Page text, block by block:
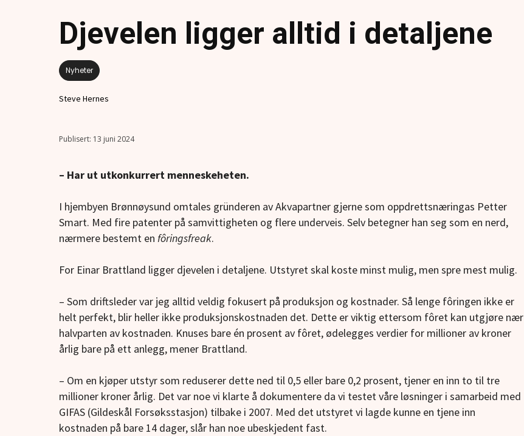
Djevelen ligger alltid i detaljene
Nyheter
Steve Hernes
13 juni 2024
– Har ut utkonkurrert menneskeheten.
I hjembyen Brønnøysund omtales gründeren av Akvapartner gjerne som oppdrettsnæringas Petter
Smart. Med fire patenter på samvittigheten og flere underveis. Selv betegner han seg som en nerd,
nærmere bestemt en fôringsfreak.
For Einar Brattland ligger djevelen i detaljene. Utstyret skal koste minst mulig, men spre mest mulig.
– Som driftsleder var jeg alltid veldig fokusert på produksjon og kostnader. Så lenge fôringen ikke er
helt perfekt, blir heller ikke produksjonskostnaden det. Dette er viktig ettersom fôret kan utgjøre nær
halvparten av kostnaden. Knuses bare én prosent av fôret, ødelegges verdier for millioner av kroner
årlig bare på ett anlegg, mener Brattland.
– Om en kjøper utstyr som reduserer dette ned til 0,5 eller bare 0,2 prosent, tjener en inn to til tre
millioner kroner årlig. Det var noe vi klarte å dokumentere da vi testet våre løsninger i samarbeid med
GIFAS (Gildeskål Forsøksstasjon) tilbake i 2007. Med det utstyret vi lagde kunne en tjene inn
kostnaden på bare 14 dager, slår han noe ubeskjedent fast.